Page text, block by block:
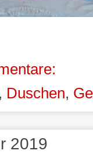
Duschen,
2019